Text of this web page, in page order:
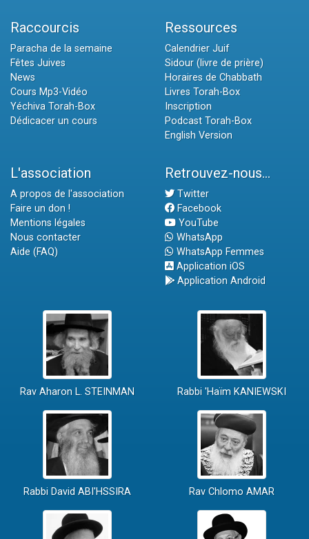
Raccourcis
Paracha de la semaine
Fêtes Juives
News
Cours Mp3-Vidéo
Yéchiva Torah-Box
Dédicacer un cours
Ressources
Calendrier Juif
Sidour (livre de prière)
Horaires de Chabbath
Livres Torah-Box
Inscription
Podcast Torah-Box
English Version
L'association
A propos de l'association
Faire un don !
Mentions légales
Nous contacter
Aide (FAQ)
Retrouvez-nous...
Twitter
Facebook
YouTube
WhatsApp
WhatsApp Femmes
Application iOS
Application Android
Rav Aharon L. STEINMAN Rabbi 'Haïm KANIEWSKI
Rabbi David ABI'HSSIRA Rav Chlomo AMAR